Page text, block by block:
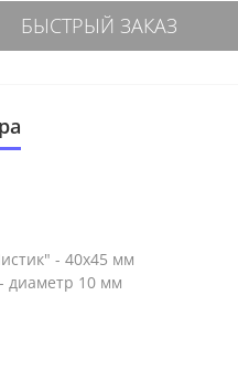
БЫСТРЫЙ ЗАКАЗ
- 40х45 мм
диаметр 10 мм